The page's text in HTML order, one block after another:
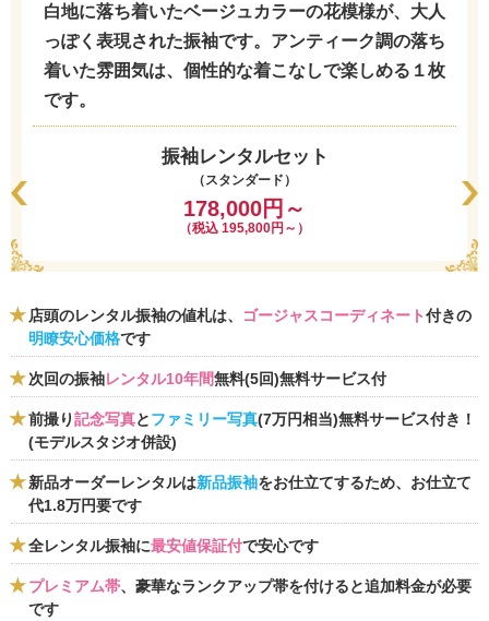
白地に落ち着いたベージュカラーの花模様が、大人
っぽく表現された振袖です。アンティーク調の落ち
着いた雰囲気は、個性的な着こなしで楽しめる１枚
です。
振袖レンタルセット
（スタンダード）
178,000円～
（税込 195,800円～）
店頭のレンタル振袖の値札は、 ゴージャスコーディネート付きの
明瞭安心価格です
次回の振袖レンタル10年間無料(5回)無料サービス付
前撮り記念写真とファミリー写真(7万円相当)無料サービス付き！
(モデルスタジオ併設)
新品オーダーレンタルは新品振袖をお仕立てするため、お仕立て
代1.8万円要です
全レンタル振袖に最安値保証付で安心です
プレミアム帯、豪華なランクアップ帯を付けると追加料金が必要
です